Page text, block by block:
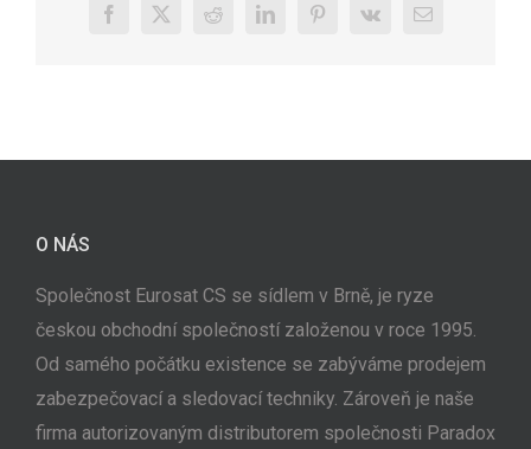
Facebook
X RedditLinkedInPinterest
Vk
E-
O NÁS
Společnost Eurosat CS se sídlem v Brně, je ryze
českou obchodní společností založenou v roce 1995.
Od samého počátku existence se zabýváme prodejem
zabezpečovací a sledovací techniky. Zároveň je naše
firma autorizovaným distributorem společnosti Paradox